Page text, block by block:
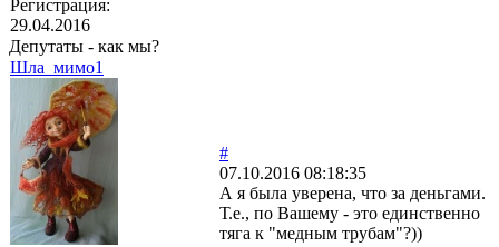
Регистрация:
29.04.2016
Депутаты - как мы?
Шла_мимо1
#
07.10.2016 08:18:35
А я была уверена, что за деньгами.
Т.е., по Вашему - это единственно
тяга к "медным трубам"?))